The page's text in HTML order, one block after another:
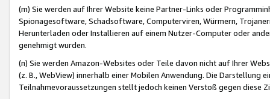
(m) Sie werden auf Ihrer Website keine Partner-Links oder
Spionagesoftware, Schadsoftware, Computerviren, Würmern,
Herunterladen oder Installieren auf einem Nutzer-Computer oder
genehmigt wurden.
(n) Sie werden Amazon-Websites oder Teile davon nicht auf Ihrer
(z. B., WebView) innerhalb einer Mobilen Anwendung. Die Darstellung
Teilnahmevoraussetzungen stellt jedoch keinen Verstoß gegen diese